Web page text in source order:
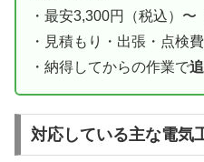
・最安3,300円（税込）
・見積もり・出張・点検
・納得してからの作業で
対応している主な電気